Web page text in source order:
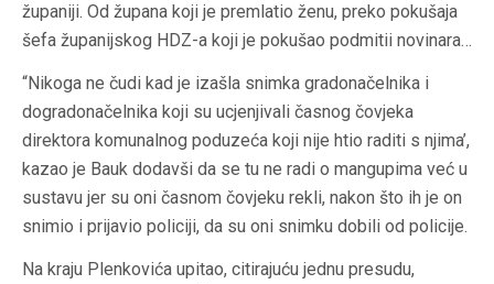
županiji. Od župana koji je premlatio ženu, preko pokušaja
šefa županijskog HDZ-a koji je pokušao podmitii novinara…
“Nikoga ne čudi kad je izašla snimka gradonačelnika i
dogradonačelnika koji su ucjenjivali časnog čovjeka
direktora komunalnog poduzeća koji nije htio raditi s njima’,
kazao je Bauk dodavši da se tu ne radi o mangupima već u
sustavu jer su oni časnom čovjeku rekli, nakon što ih je on
snimio i prijavio policiji, da su oni snimku dobili od policije.
Na kraju Plenkovića upitao, citirajuću jednu presudu,